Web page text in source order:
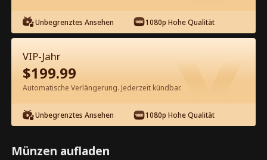
Episode 37 - Die Erbin stürzt bei
ihrem Ehemann ab Kompletter Film
1-50 51-67
37 38 39 40 41
Unbegrenztes Ansehen 1080p Hohe Qualität
VIP-Jahr
$199.99
Automatische Verlängerung. Jederzeit kündbar.
Unbegrenztes Ansehen 1080p Hohe Qualität
Münzen aufladen